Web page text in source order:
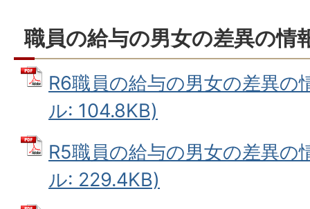
職員の給与の男女の差異の情
R6職員の給与の男女の差異の
ル: 104.8KB)
R5職員の給与の男女の差異の
ル: 229.4KB)